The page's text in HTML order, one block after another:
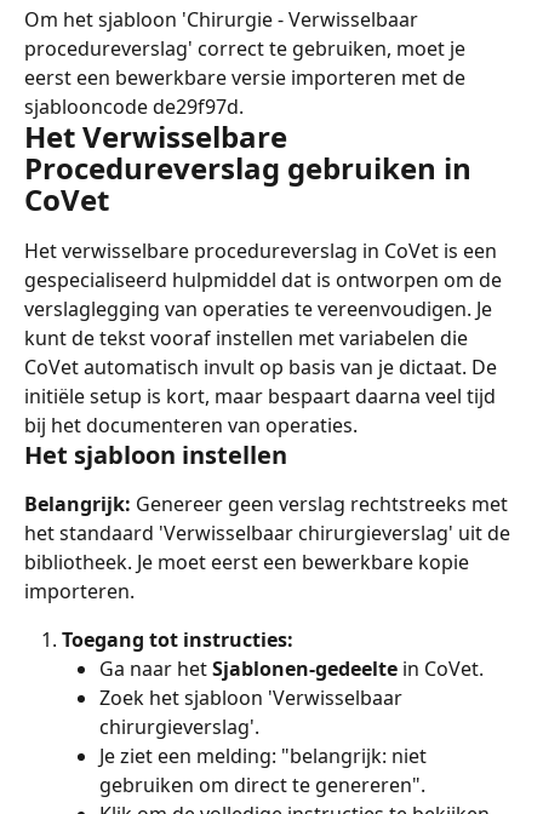
Om het sjabloon 'Chirurgie - Verwisselbaar
procedureverslag' correct te gebruiken, moet je
eerst een bewerkbare versie importeren met de
sjablooncode de29f97d.
Het Verwisselbare
Procedureverslag gebruiken in
CoVet
Het verwisselbare procedureverslag in CoVet is een
gespecialiseerd hulpmiddel dat is ontworpen om de
verslaglegging van operaties te vereenvoudigen. Je
kunt de tekst vooraf instellen met variabelen die
CoVet automatisch invult op basis van je dictaat. De
initiële setup is kort, maar bespaart daarna veel tijd
bij het documenteren van operaties.
Het sjabloon instellen
Belangrijk: Genereer geen verslag rechtstreeks met
het standaard 'Verwisselbaar chirurgieverslag' uit de
bibliotheek. Je moet eerst een bewerkbare kopie
importeren.
Toegang tot instructies:
Ga naar het Sjablonen-gedeelte in CoVet.
Zoek het sjabloon 'Verwisselbaar
chirurgieverslag'.
Je ziet een melding: "belangrijk: niet
gebruiken om direct te genereren".